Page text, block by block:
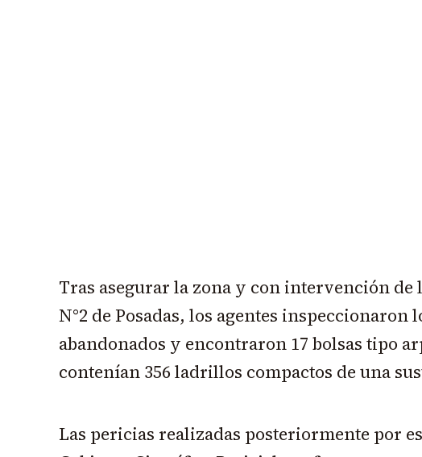
Tras asegurar la zona y con intervención de
N°2 de Posadas, los agentes inspeccionaron
abandonados y encontraron 17 bolsas tipo
contenían 356 ladrillos compactos de una
Las pericias realizadas posteriormente por